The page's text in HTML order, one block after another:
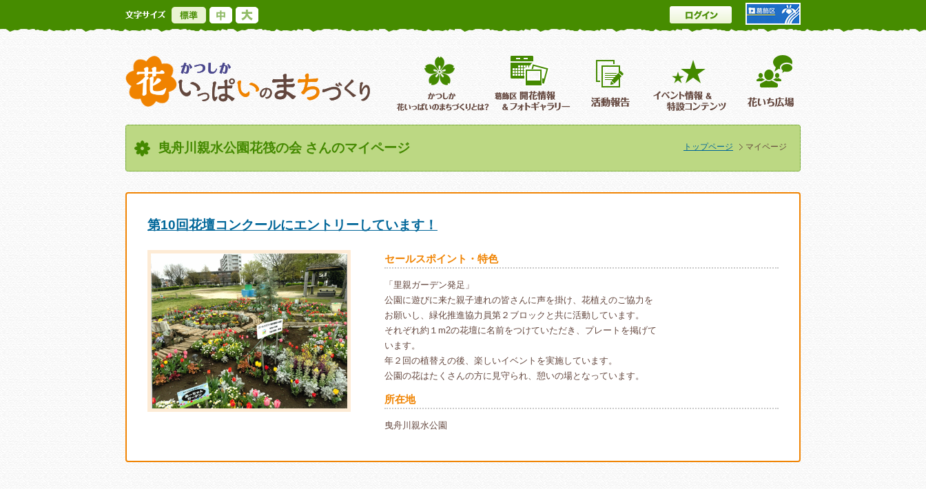
標準 ログイン
かつしか花いっぱいのまちづくり葛飾区花いっぱいのまちづくりとは葛飾区開花情報＆フォトギャラリー イベント情報 ＆特設コンテンツ
曳舟川親水公園花筏の会 さんのマイページ トップページ マイページ
第10回花壇コンクールにエントリーしています！
セールスポイント・特色
「里親ガーデン発足」
公園に遊びに来た親子連れの皆さんに声を掛け、花植えのご協力を
お願いし、緑化推進協力員第２ブロックと共に活動しています。
それぞれ約１m2の花壇に名前をつけていただき、プレートを掲げて
います。
年２回の植替えの後、楽しいイベントを実施しています。
公園の花はたくさんの方に見守られ、憩いの場となっています。
所在地
曳舟川親水公園